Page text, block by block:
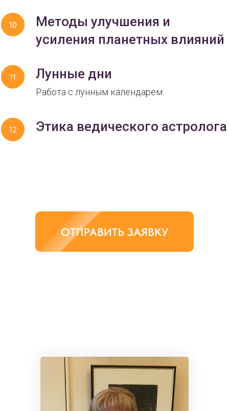
Методы улучшения и
усиления планетных влияний
Лунные дни
Работа с лунным календарем.
Этика ведического астролога
ОТПРАВИТЬ ЗАЯВКУ